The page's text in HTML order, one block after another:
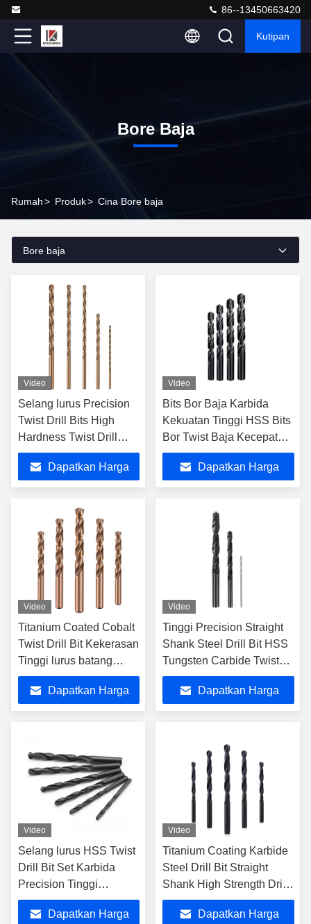
86--13450663420
Kutipan
Bore Baja
Rumah> Produk> Cina Bore baja
Bore baja
Video
Selang lurus Precision
Twist Drill Bits High
Hardness Twist Drill
untuk stainless steel
Dapatkan Harga
Video
Bits Bor Baja Karbida
Kekuatan Tinggi HSS Bits
Bor Twist Baja Kecepatan
Tinggi
Dapatkan Harga
Video
Titanium Coated Cobalt
Twist Drill Bit Kekerasan
Tinggi lurus batang
Twist Drill Bit
Dapatkan Harga
Video
Tinggi Precision Straight
Shank Steel Drill Bit HSS
Tungsten Carbide Twist
Drill Bits
Dapatkan Harga
Video
Selang lurus HSS Twist
Drill Bit Set Karbida
Precision Tinggi
Tungsten Karbida Bor
Bit
Dapatkan Harga
Video
Titanium Coating Karbide
Steel Drill Bit Straight
Shank High Strength Drill
Bits
Dapatkan Harga